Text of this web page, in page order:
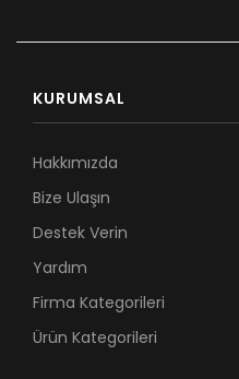
KURUMSAL
Hakkımızda
Bize Ulaşın
Destek Verin
Yardım
Firma Kategorileri
Ürün Kategorileri